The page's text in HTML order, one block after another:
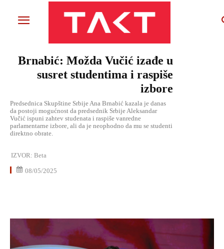
Brnabić: Možda Vučić izađe u
susret studentima i raspiše
izbore
Predsednica Skupštine Srbije Ana Brnabić kazala je danas
da postoji mogućnost da predsednik Srbije Aleksandar
Vučić ispuni zahtev studenata i raspiše vanredne
parlamentarne izbore, ali da je neophodno da mu se studenti
direktno obrate.
IZVOR: Beta
08/05/2025